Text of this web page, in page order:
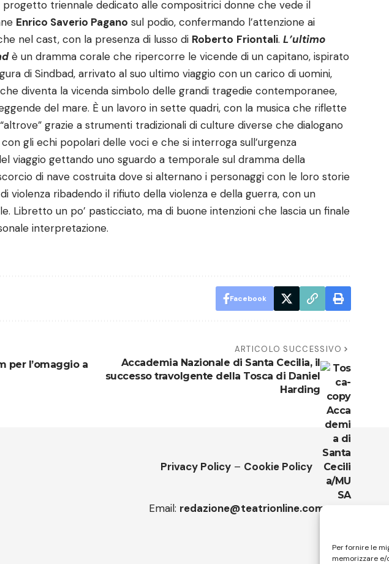
Per fornire le
memorizzare e/
progetto triennale dedicato alle compositrici donne che vede il
Enrico Saverio Pagano sul podio, confermando l’attenzione ai
nel cast, con la presenza di lusso di Roberto Friontali. L’ultimo
è un dramma corale che ripercorre le vicende di un capitano, ispirato
di Sindbad, arrivato al suo ultimo viaggio con un carico di uomini,
diventa la vicenda simbolo delle grandi tragedie contemporanee,
del mare. È un lavoro in sette quadri, con la musica che riflette
grazie a strumenti tradizionali di culture diverse che dialogano
gli echi popolari delle voci e che si interroga sull’urgenza
viaggio gettando uno sguardo a temporale sul dramma della
di nave costruita dove si alternano i personaggi con le loro storie
violenza ribadendo il rifiuto della violenza e della guerra, con un
Libretto un po’ pasticciato, ma di buone intenzioni che lascia un finale
interpretazione.
Facebook
per l’omaggio a
ARTICOLO SUCCESSIVO
Accademia Nazionale di Santa Cecilia, il
successo travolgente della Tosca di Daniel
Harding
Privacy Policy – Cookie Policy
Email: redazione@teatrionline.com